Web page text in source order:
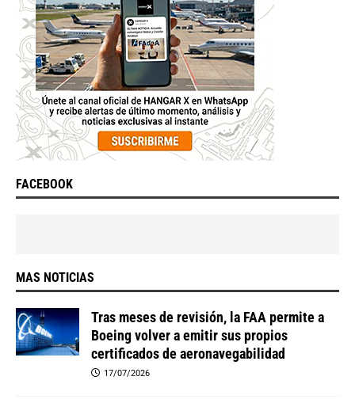
FACEBOOK
MAS NOTICIAS
Tras meses de revisión, la FAA permite a
Boeing volver a emitir sus propios
certificados de aeronavegabilidad
17/07/2026